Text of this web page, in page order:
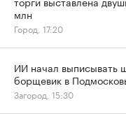
млн
Город, 17:20
ИИ начал выписывать
борщевик в
Загород, 15:30